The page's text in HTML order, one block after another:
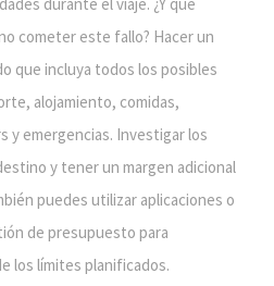
durante el viaje. ¿Y qué
cometer este fallo? Hacer un
que incluya todos los posibles
alojamiento, comidas,
y emergencias. Investigar los
y tener un margen adicional
puedes utilizar aplicaciones o
de presupuesto para
los límites planificados.